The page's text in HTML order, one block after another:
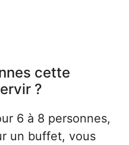
cette
?
6 à 8 personnes,
un buffet, vous